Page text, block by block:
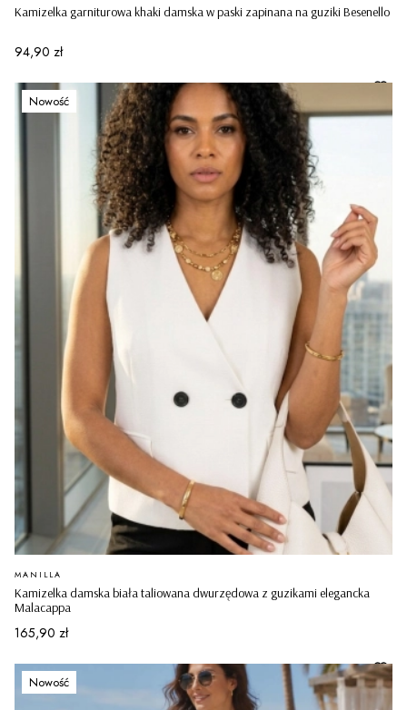
Kamizelka garniturowa khaki damska w paski zapinana na guziki Besenello
Cena
94,90 zł
Nowość
Kamizelka damska biała taliowana dwurzędowa z guzikami elegancka
Malacappa
PRODUCENT
MANILLA
Cena
165,90 zł
Nowość